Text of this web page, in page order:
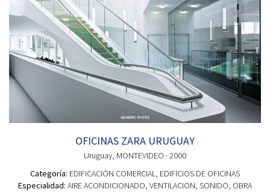
OFICINAS ZARA URUGUAY
Uruguay, MONTEVIDEO · 2000
Categoría: EDIFICACIÓN COMERCIAL, EDIFICIOS DE OFICINAS
Especialidad: AIRE ACONDICIONADO, VENTILACION, SONIDO, OBRA